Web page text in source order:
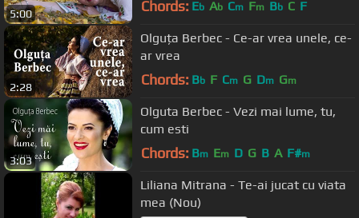
5:00 Chords: Eb Ab Cm Fm Bb C F
2:28
Olguța Berbec - Ce-ar vrea unele, ce-
ar vrea
Chords: Bb F Cm G Dm Gm
3:03
Olguta Berbec - Vezi mai lume, tu,
cum esti
Chords: Bm Em D G B A F#m
Liliana Mitrana - Te-ai jucat cu viata
mea (Nou)